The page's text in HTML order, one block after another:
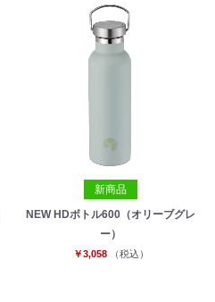
新商品
NEW HDボトル600（オリーブグレ
ー）
￥3,058 （税込）